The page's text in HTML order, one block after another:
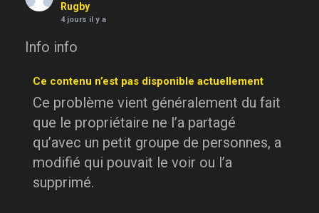
Rugby
4 jours il y a
Info info
Ce contenu n’est pas disponible actuellement
Ce problème vient généralement du fait
que le propriétaire ne l’a partagé
qu’avec un petit groupe de personnes, a
modifié qui pouvait le voir ou l’a
supprimé.